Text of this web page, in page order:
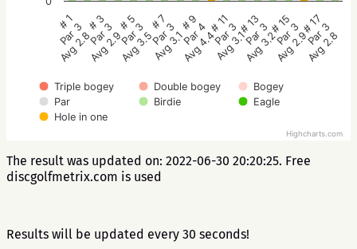
Triple bogey Double bogey
Bogey
Par
Birdie
Eagle
Hole in one
# 1
Par 3
Avg 2.8
# 3
Par 3
Avg 2.9
# 5
Par 3
Avg 3.5
# 7
Par 3
Avg 3.1
# 9
Par 4
Avg 4.4
# 11
Par 3
Avg 3.1
# 13
Par 3
Avg 3.2
# 15
Par 3
Avg 2.9
# 17
Par 3
Avg 2.8
Highcharts.com
The result was updated on: 2022-06-30 20:20:25. Free
discgolfmetrix.com is used
Results will be updated every 30 seconds!